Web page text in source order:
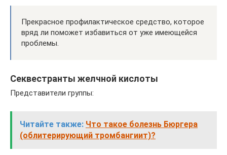
Прекрасное профилактическое средство, которое
вряд ли поможет избавиться от уже имеющейся
проблемы.
Секвестранты желчной кислоты
Представители группы:
Читайте также: Что такое болезнь Бюргера
(облитерирующий тромбангиит)?